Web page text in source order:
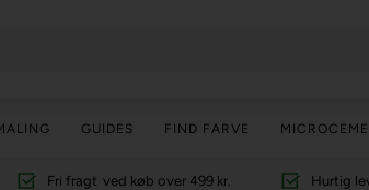
GUIDES FIND FARVE
Fri fragt ved køb over 499 kr. Hurtig